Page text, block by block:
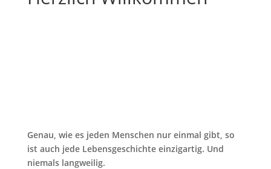
Genau, wie es jeden Menschen nur einmal gibt, so
ist auch jede Lebensgeschichte einzigartig. Und
niemals langweilig.